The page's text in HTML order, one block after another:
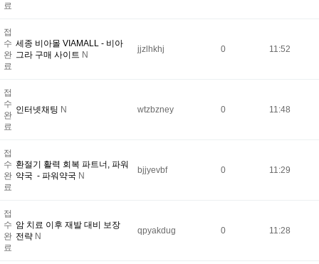
료
접
수
완
료
세종 비아몰 VIAMALL - 비아
그라 구매 사이트 N
jjzlhkhj 0 11:52
접
수
완
료
인터넷채팅 N wtzbzney 0 11:48
접
수
완
료
환절기 활력 회복 파트너, 파워
약국 - 파워약국 N
bjjyevbf 0 11:29
접
수
완
료
암 치료 이후 재발 대비 보장
전략 N
qpyakdug 0 11:28